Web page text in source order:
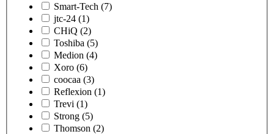
Smart-Tech (7)
jtc-24 (1)
CHiQ (2)
Toshiba (5)
Medion (4)
Xoro (6)
coocaa (3)
Reflexion (1)
Trevi (1)
Strong (5)
Thomson (2)